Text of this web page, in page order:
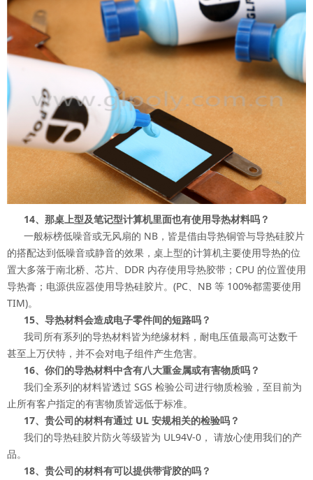
14、那桌上型及笔记型计算机里面也有使用导热材料吗？
一般标榜低噪音或无风扇的 NB，皆是借由导热铜管与导热硅胶片
的搭配达到低噪音或静音的效果，桌上型的计算机主要使用导热的位
置大多落于南北桥、芯片、DDR 内存使用导热胶带；CPU 的位置使用
导热膏；电源供应器使用导热硅胶片。(PC、NB 等 100%都需要使用
TIM)。
15、导热材料会造成电子零件间的短路吗？
我司所有系列的导热材料皆为绝缘材料，耐电压值最高可达数千
甚至上万伏特，并不会对电子组件产生危害。
16、你们的导热材料中含有八大重金属或有害物质吗？
我们全系列的材料皆透过 SGS 检验公司进行物质检验，至目前为
止所有客户指定的有害物质皆远低于标准。
17、贵公司的材料有通过 UL 安规相关的检验吗？
我们的导热硅胶片防火等级皆为 UL94V-0， 请放心使用我们的产
品。
18、贵公司的材料有可以提供带背胶的吗？